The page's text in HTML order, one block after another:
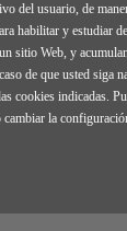
del usuario, de
habilitar y estudiar
sitio Web, y
de que usted siga
cookies indicadas.
la